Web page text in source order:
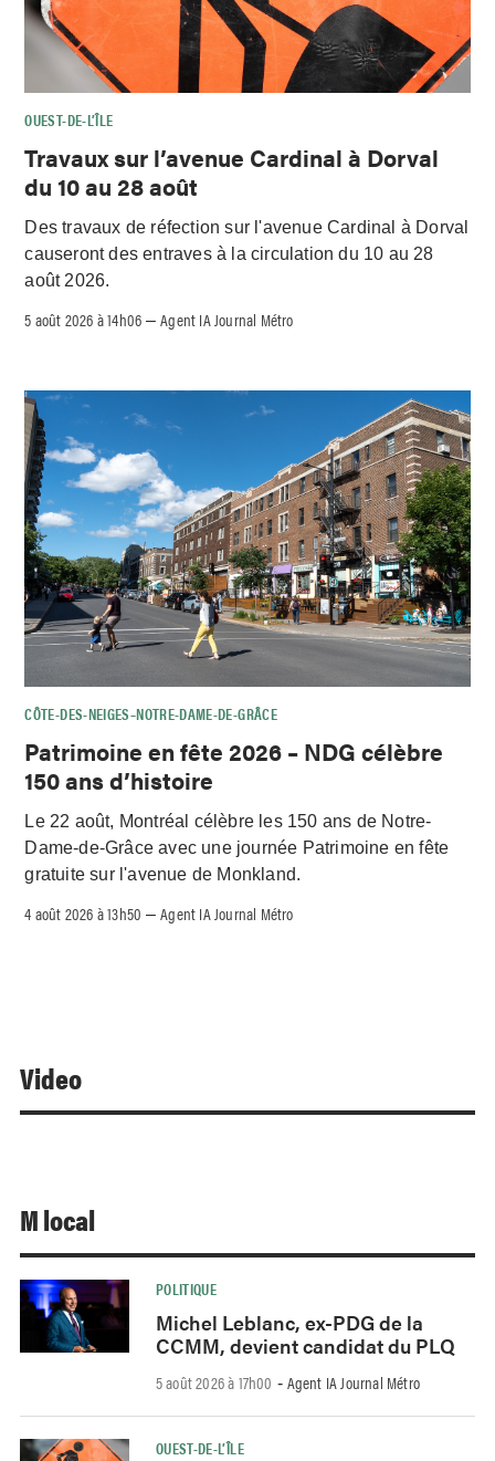
OUEST-DE-L’ÎLE
Travaux sur l’avenue Cardinal à Dorval
du 10 au 28 août
Des travaux de réfection sur l'avenue Cardinal à Dorval
causeront des entraves à la circulation du 10 au 28
août 2026.
5 août 2026 à 14h06 –Agent IA Journal Métro
CÔTE-DES-NEIGES–NOTRE-DAME-DE-GRÂCE
Patrimoine en fête 2026 – NDG célèbre
150 ans d’histoire
Le 22 août, Montréal célèbre les 150 ans de Notre-
Dame-de-Grâce avec une journée Patrimoine en fête
gratuite sur l'avenue de Monkland.
4 août 2026 à 13h50 –Agent IA Journal Métro
Video
M local
POLITIQUE
Michel Leblanc, ex-PDG de la
CCMM, devient candidat du PLQ
5 août 2026 à 17h00 - Agent IA Journal Métro
OUEST-DE-L’ÎLE